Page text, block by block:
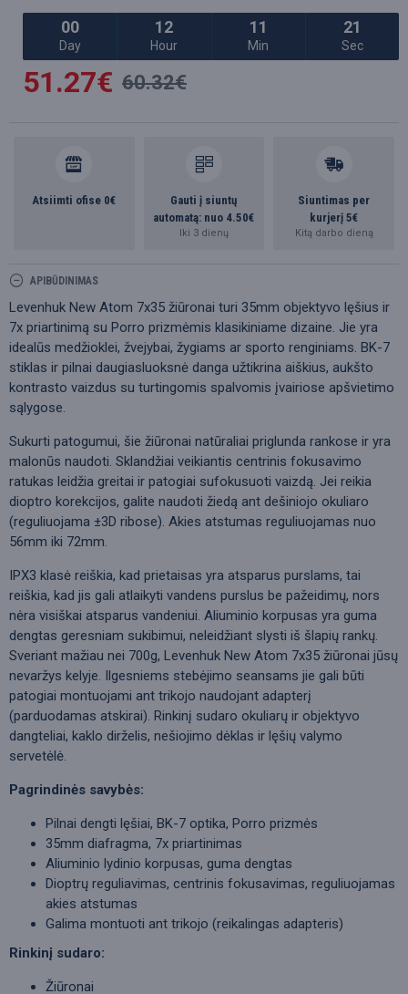
00
Day
12
Hour
11
Min
21
Sec
51.27€ 60.32€
Atsiimti ofise 0€
Gauti į siuntų
automatą: nuo 4.50€
Iki 3 dienų
Siuntimas per
kurjerį 5€
Kitą darbo dieną
APIBŪDINIMAS
Levenhuk New Atom 7x35 žiūronai turi 35mm objektyvo lęšius ir
7x priartinimą su Porro prizmėmis klasikiniame dizaine. Jie yra
idealūs medžioklei, žvejybai, žygiams ar sporto renginiams. BK-7
stiklas ir pilnai daugiasluoksnė danga užtikrina aiškius, aukšto
kontrasto vaizdus su turtingomis spalvomis įvairiose apšvietimo
sąlygose.
Sukurti patogumui, šie žiūronai natūraliai priglunda rankose ir yra
malonūs naudoti. Sklandžiai veikiantis centrinis fokusavimo
ratukas leidžia greitai ir patogiai sufokusuoti vaizdą. Jei reikia
dioptro korekcijos, galite naudoti žiedą ant dešiniojo okuliaro
(reguliuojama ±3D ribose). Akies atstumas reguliuojamas nuo
56mm iki 72mm.
IPX3 klasė reiškia, kad prietaisas yra atsparus purslams, tai
reiškia, kad jis gali atlaikyti vandens purslus be pažeidimų, nors
nėra visiškai atsparus vandeniui. Aliuminio korpusas yra guma
dengtas geresniam sukibimui, neleidžiant slysti iš šlapių rankų.
Sveriant mažiau nei 700g, Levenhuk New Atom 7x35 žiūronai jūsų
nevaržys kelyje. Ilgesniems stebėjimo seansams jie gali būti
patogiai montuojami ant trikojo naudojant adapterį
(parduodamas atskirai). Rinkinį sudaro okuliarų ir objektyvo
dangteliai, kaklo dirželis, nešiojimo dėklas ir lęšių valymo
servetėlė.
Pagrindinės savybės:
Pilnai dengti lęšiai, BK-7 optika, Porro prizmės
35mm diafragma, 7x priartinimas
Aliuminio lydinio korpusas, guma dengtas
Dioptrų reguliavimas, centrinis fokusavimas, reguliuojamas
akies atstumas
Galima montuoti ant trikojo (reikalingas adapteris)
Rinkinį sudaro:
Žiūronai